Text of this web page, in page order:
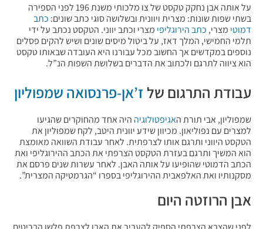
על אותה אבן נחקק טקסט של צו מלכותי משנת 196 לפני הספירה
בשתי שפות שונות: מצרית ויוונית ובשלושה סוגי כתב שונים: כתב
דמוטי מצרי, כתב הירוגליפי מצרי וכתב יווני. הטקסט נכתב על ידי
תלמי החמישי, המלך דאז, על ביטול מיסים שונים ושיש להקים פסלים
נוספים במקדשים אך החשוב מכל עבורנו היא העובדה שבאותו טקסט
הוא ציווה לתרגם ולכתוב את הדברים בשלושת השפות הנ”ל.
עבודת התרגום של ז’אן-פרנסואה שמפוליון
שמפוליון, אבי תורת האגיפטולוגיה היה אחד מהחוקרים שהגיעו
למצרים עם נפוליאון. מכיוון שידע יוונית היטב, לקח שמפוליון את
הטקסט היווני ותרגם אותו לצרפתית. לאחר עבודת השוואה מאומצת
הוא המשיך ותרגם בעזרת הטקסט הצרפתי את הכתב ההירוגליפי ואת
הכתב הדמוטי שהופיעו על אותה האבן. לאחר עשרות שנים פרסם את
מסקנותיו ואת האלפאבית ההירוגליפי בספרו “הגרמטיקה המצרית”.
אבן הרוזטה היום